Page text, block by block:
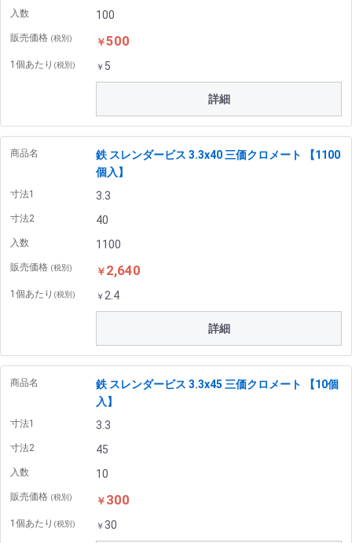
入数 100
販売価格 (税別) ￥500
1個あたり (税別) ￥ 5
詳細
商品名
鉄 スレンダービス 3.3x40 三価クロメート 【1100
個入】
寸法1 3.3
寸法2 40
入数 1100
販売価格 (税別) ￥ 2,640
1個あたり (税別) ￥2.4
詳細
商品名
鉄 スレンダービス 3.3x45 三価クロメート 【10個
入】
寸法1 3.3
寸法2 45
入数 10
販売価格 (税別) ￥ 300
1個あたり (税別) ￥ 30